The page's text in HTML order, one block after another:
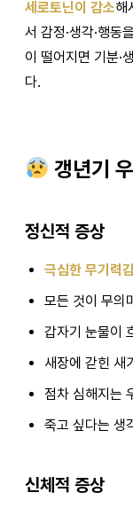
세로토닌이 감소해
서 감정·생각·행동
이 떨어지면 기분·
다.
갱년기
정신적 증상
극심한 무기력
모든 것이 무의
갑자기 눈물이
새장에 갇힌 새
점차 심해지는
죽고 싶다는 생
신체적 증상